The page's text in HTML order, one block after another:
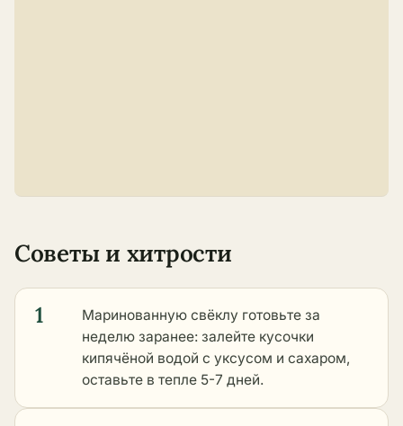
Советы и хитрости
1
Маринованную свёклу готовьте за
неделю заранее: залейте кусочки
кипячёной водой с уксусом и сахаром,
оставьте в тепле 5-7 дней.